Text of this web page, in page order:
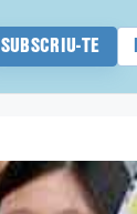
SUBSCRIU-TE